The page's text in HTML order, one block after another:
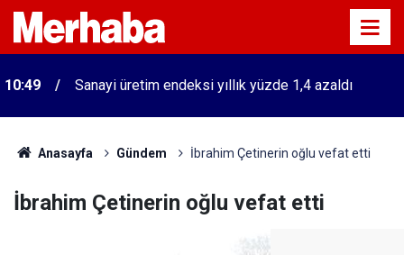
10:49 Sanayi üretim endeksi yıllık yüzde 1,4 azaldı
Anasayfa Gündem İbrahim Çetinerin oğlu vefat etti
İbrahim Çetinerin oğlu vefat etti